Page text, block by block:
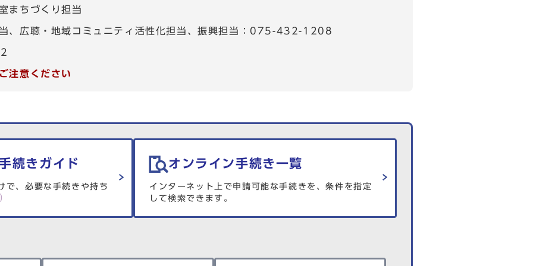
まちづくり担当
、広聴・地域コミュニティ活性化担当、振興担当：075-432-1208
注意ください
続きガイド
で、必要な手続きや持ち
オンライン手続き一覧
インターネット上で申請可能な手続きを、条件を指定
して検索できます。